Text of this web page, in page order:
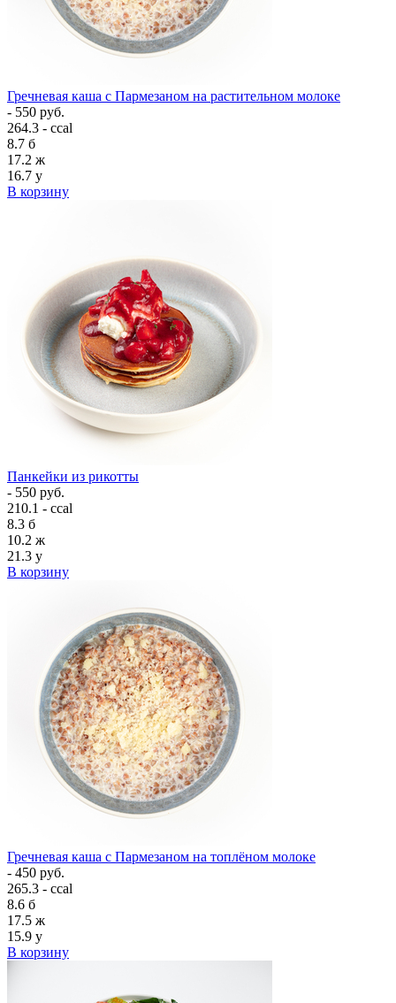
Гречневая каша с Пармезаном на растительном молоке
- 550 руб.
264.3 - ccal
8.7 б
17.2 ж
16.7 у
В корзину
Панкейки из рикотты
- 550 руб.
210.1 - ccal
8.3 б
10.2 ж
21.3 у
В корзину
Гречневая каша с Пармезаном на топлёном молоке
- 450 руб.
265.3 - ccal
8.6 б
17.5 ж
15.9 у
В корзину